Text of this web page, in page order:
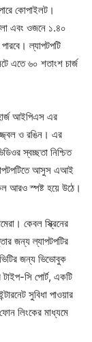
কোপাইলট।
এবং ওজনে ১.৪০
ল্যাপটপটি
এতে ৬০ শতাংশ চার্জ
আইপিএস এর
ও রঙিন। এর
স্বচ্ছতা নিশ্চিত
আসুস এআই
আরও স্পষ্ট হয়ে উঠে।
কেবল স্ক্রিনের
জন্য ল্যাপটপটির
জন্য ভিভোবুক
সি পোর্ট, একটি
সুবিধা পাওয়ার
লিংকের মাধ্যমে